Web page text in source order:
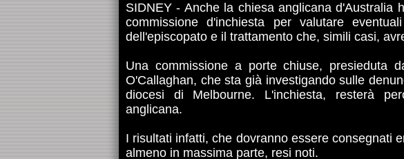
SIDNEY - Anche la chiesa anglicana d'Australia
commissione d'inchiesta per valutare
dell'episcopato e il trattamento che, simili casi,
Una commissione a porte chiuse, presieduta
O'Callaghan, che sta già investigando sulle
diocesi di Melbourne. L'inchiesta, resterà
anglicana.
I risultati infatti, che dovranno essere consegnati
almeno in massima parte, resi noti.